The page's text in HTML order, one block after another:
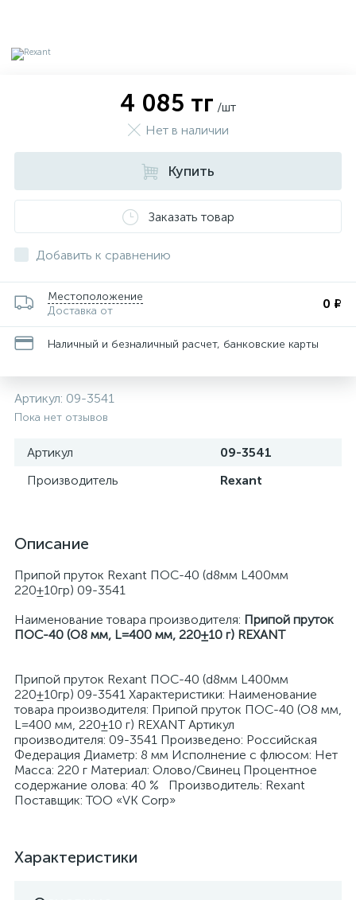
4 085 тг /шт
Нет в наличии
Купить
Заказать товар
Добавить к сравнению
Местоположение
Доставка от
0 ₽
Наличный и безналичный расчет, банковские карты
Артикул: 09-3541
Пока нет отзывов
Артикул
09-3541
Производитель
Rexant
Описание
Припой пруток Rexant ПОС-40 (d8мм L400мм
220±10гр) 09-3541
Наименование товара производителя: Припой пруток
ПОС-40 (O8 мм, L=400 мм, 220±10 г) REXANT
Припой пруток Rexant ПОС-40 (d8мм L400мм
220±10гр) 09-3541 Характеристики: Наименование
товара производителя: Припой пруток ПОС-40 (O8 мм,
L=400 мм, 220±10 г) REXANT Артикул
производителя: 09-3541 Произведено: Российская
Федерация Диаметр: 8 мм Исполнение с флюсом: Нет
Масса: 220 г Материал: Олово/Свинец Процентное
содержание олова: 40 % Производитель: Rexant
Поставщик: ТОО «VK Corp»
Характеристики